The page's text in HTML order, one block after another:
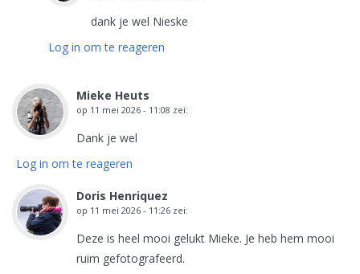
dank je wel Nieske
Log in om te reageren
Mieke Heuts
op 11 mei 2026 - 11:08 zei:
Dank je wel
Log in om te reageren
Doris Henriquez
op 11 mei 2026 - 11:26 zei:
Deze is heel mooi gelukt Mieke. Je heb hem mooi
ruim gefotografeerd.